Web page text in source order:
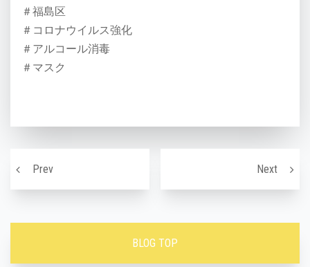
＃福島区
＃コロナウイルス強化
＃アルコール消毒
＃マスク
Prev
冬の肌トラブル解決 Next顔の
BLOG TOP